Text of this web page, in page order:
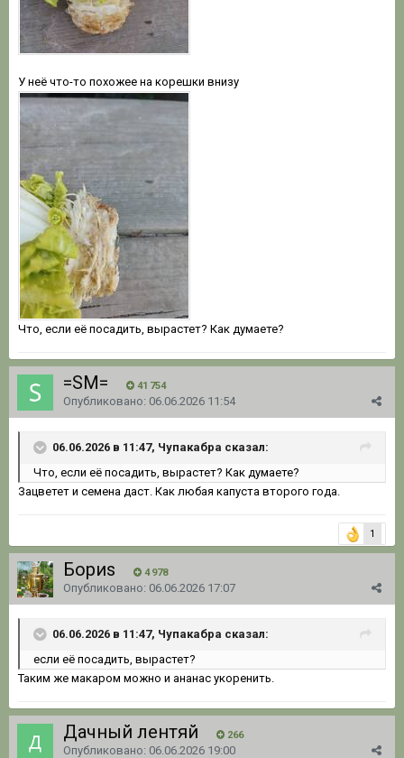
У неё что-то похожее на корешки внизу
Что, если её посадить, вырастет? Как думаете?
=SM= 41 754
Опубликовано: 06.06.2026 11:54
06.06.2026 в 11:47, Чупакабра сказал:
Что, если её посадить, вырастет? Как думаете?
Зацветет и семена даст. Как любая капуста второго года.
1
Бориs 4 978
Опубликовано: 06.06.2026 17:07
06.06.2026 в 11:47, Чупакабра сказал:
если её посадить, вырастет?
Таким же макаром можно и ананас укоренить.
Дачный лентяй 266
Опубликовано: 06.06.2026 19:00